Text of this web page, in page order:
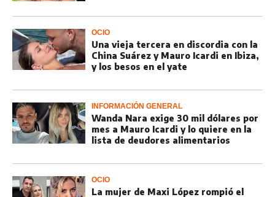
OCIO
Una vieja tercera en discordia con la
China Suárez y Mauro Icardi en Ibiza,
y los besos en el yate
INFORMACIÓN GENERAL
Wanda Nara exige 30 mil dólares por
mes a Mauro Icardi y lo quiere en la
lista de deudores alimentarios
OCIO
La mujer de Maxi López rompió el